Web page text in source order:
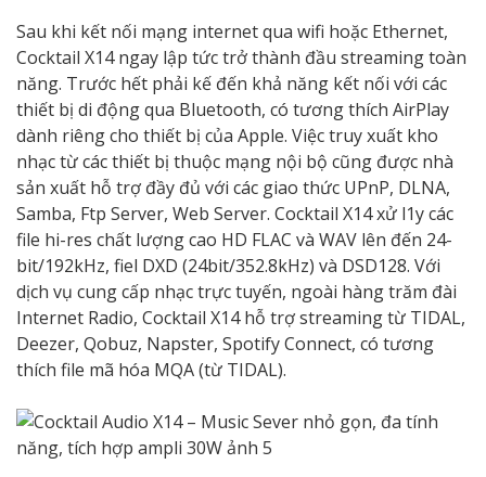
Sau khi kết nối mạng internet qua wifi hoặc Ethernet,
Cocktail X14 ngay lập tức trở thành đầu streaming toàn
năng. Trước hết phải kế đến khả năng kết nối với các
thiết bị di động qua Bluetooth, có tương thích AirPlay
dành riêng cho thiết bị của Apple. Việc truy xuất kho
nhạc từ các thiết bị thuộc mạng nội bộ cũng được nhà
sản xuất hỗ trợ đầy đủ với các giao thức UPnP, DLNA,
Samba, Ftp Server, Web Server. Cocktail X14 xử l1y các
file hi-res chất lượng cao HD FLAC và WAV lên đến 24-
bit/192kHz, fiel DXD (24bit/352.8kHz) và DSD128. Với
dịch vụ cung cấp nhạc trực tuyến, ngoài hàng trăm đài
Internet Radio, Cocktail X14 hỗ trợ streaming từ TIDAL,
Deezer, Qobuz, Napster, Spotify Connect, có tương
thích file mã hóa MQA (từ TIDAL).